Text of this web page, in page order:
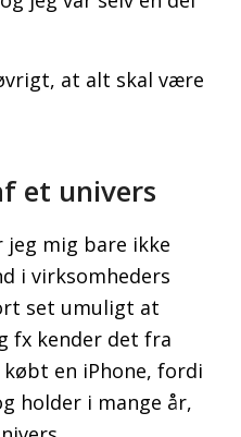
at alt skal være
et univers
mig bare ikke
i virksomheders
set umuligt at
fx kender det fra
en iPhone, fordi
holder i mange år,